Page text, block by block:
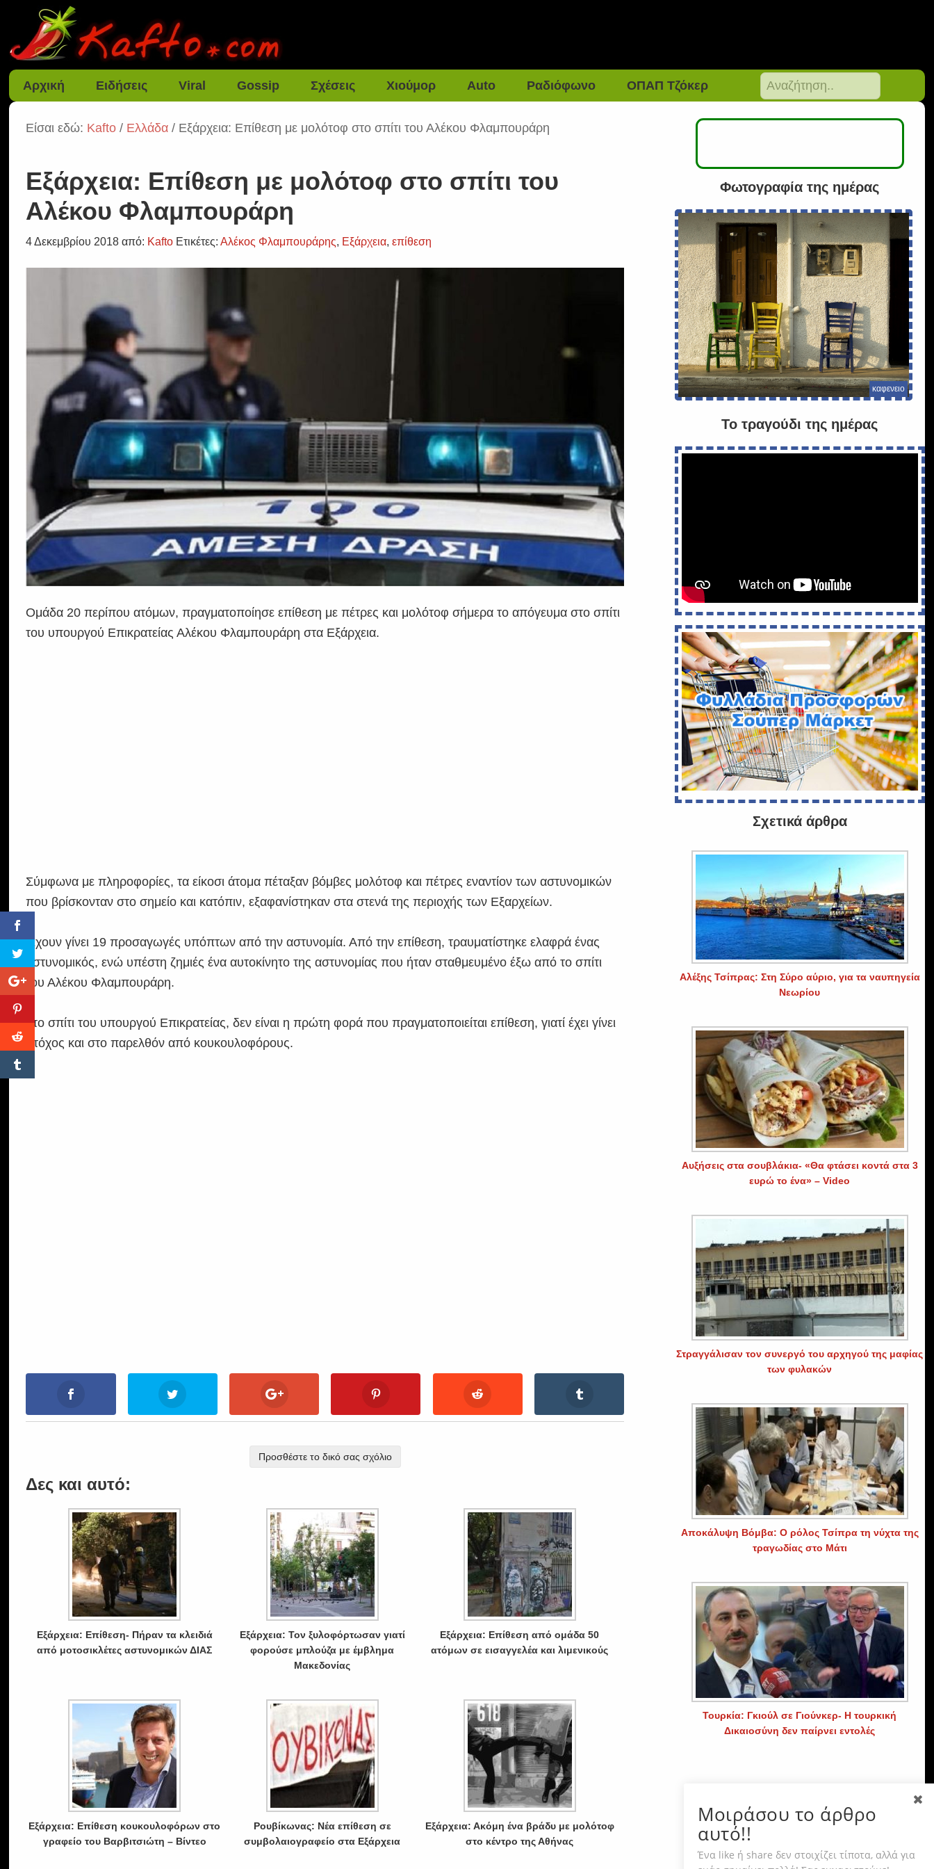
Αρχική Ειδήσεις Viral Gossip Σχέσεις Χιούμορ Auto Ραδιόφωνο ΟΠΑΠ Τζόκερ
Είσαι εδώ: Kafto / Ελλάδα / Εξάρχεια: Επίθεση με μολότοφ στο σπίτι του Αλέκου Φλαμπουράρη
Εξάρχεια: Επίθεση με μολότοφ στο σπίτι του
Αλέκου Φλαμπουράρη
4 Δεκεμβρίου 2018 από: Kafto Ετικέτες:Αλέκος Φλαμπουράρης, Εξάρχεια,επίθεση
Ομάδα 20 περίπου ατόμων, πραγματοποίησε επίθεση με πέτρες και μολότοφ σήμερα το απόγευμα στο σπίτι
του υπουργού Επικρατείας Αλέκου Φλαμπουράρη στα Εξάρχεια.
Σύμφωνα με πληροφορίες, τα είκοσι άτομα πέταξαν βόμβες μολότοφ και πέτρες εναντίον των αστυνομικών
που βρίσκονταν στο σημείο και κατόπιν, εξαφανίστηκαν στα στενά της περιοχής των Εξαρχείων.
Έχουν γίνει 19 προσαγωγές υπόπτων από την αστυνομία. Από την επίθεση, τραυματίστηκε ελαφρά ένας
αστυνομικός, ενώ υπέστη ζημιές ένα αυτοκίνητο της αστυνομίας που ήταν σταθμευμένο έξω από το σπίτι
του Αλέκου Φλαμπουράρη.
Στο σπίτι του υπουργού Επικρατείας, δεν είναι η πρώτη φορά που πραγματοποιείται επίθεση, γιατί έχει γίνει
στόχος και στο παρελθόν από κουκουλοφόρους.
Προσθέστε το δικό σας σχόλιο
Δες και αυτό:
Εξάρχεια: Επίθεση- Πήραν τα κλειδιά
από μοτοσικλέτες αστυνομικών ΔΙΑΣ
Εξάρχεια: Τον ξυλοφόρτωσαν γιατί
φορούσε μπλούζα με έμβλημα
Μακεδονίας
Εξάρχεια: Επίθεση από ομάδα 50
ατόμων σε εισαγγελέα και λιμενικούς
Εξάρχεια: Επίθεση κουκουλοφόρων στο
γραφείο του Βαρβιτσιώτη – Βίντεο
Ρουβίκωνας: Νέα επίθεση σε
συμβολαιογραφείο στα Εξάρχεια
Εξάρχεια: Ακόμη ένα βράδυ με μολότοφ
στο κέντρο της Αθήνας
Φωτογραφία της ημέρας
καφενειο
Το τραγούδι της ημέρας
Σχετικά άρθρα
Αλέξης Τσίπρας: Στη Σύρο αύριο, για τα ναυπηγεία
Νεωρίου
Αυξήσεις στα σουβλάκια- «Θα φτάσει κοντά στα 3
ευρώ το ένα» – Video
Στραγγάλισαν τον συνεργό του αρχηγού της μαφίας
των φυλακών
Αποκάλυψη Βόμβα: Ο ρόλος Τσίπρα τη νύχτα της
τραγωδίας στο Μάτι
Τουρκία: Γκιούλ σε Γιούνκερ- Η τουρκική
Δικαιοσύνη δεν παίρνει εντολές
Μοιράσου το άρθρο
αυτό!!
Ένα like ή share δεν στοιχίζει τίποτα, αλλά για